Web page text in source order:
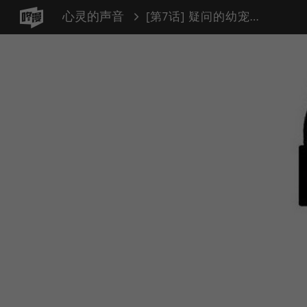
心灵的声音 [第7话] 疑问的幼宠（1）